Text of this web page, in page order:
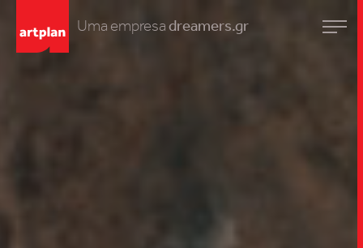
Uma empresadreamers.gr